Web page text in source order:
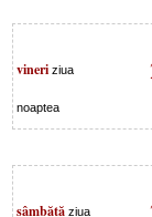
vineri ziua
noaptea
sâmbătă ziua